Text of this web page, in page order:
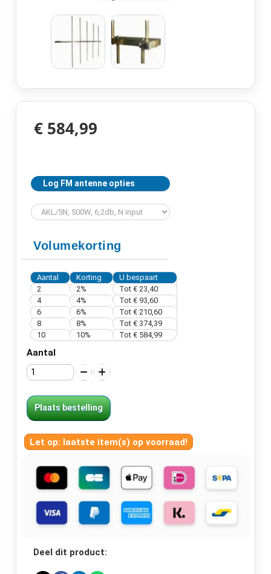
€ 584,99
Log FM antenne opties
Volumekorting
Aantal Korting
U bespaart
2
2%
Tot € 23,40
4
4%
Tot € 93,60
6
6%
Tot € 210,60
8
8%
Tot € 374,39
10
10% Tot € 584,99
Aantal
Plaats bestelling
Let op: laatste item(s) op voorraad!
Deel dit product: